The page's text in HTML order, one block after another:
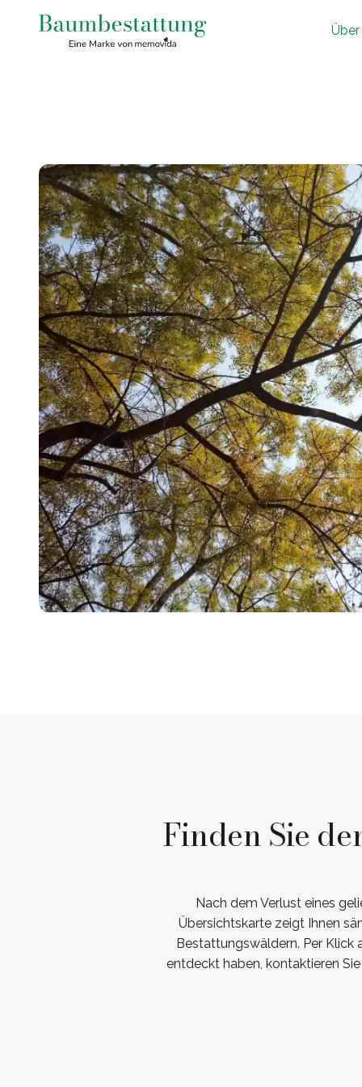
Über
Finden Sie
Nach dem Verlust eines
Übersichtskarte zeigt Ihnen
Bestattungswäldern. Per Klick
entdeckt haben, kontaktieren